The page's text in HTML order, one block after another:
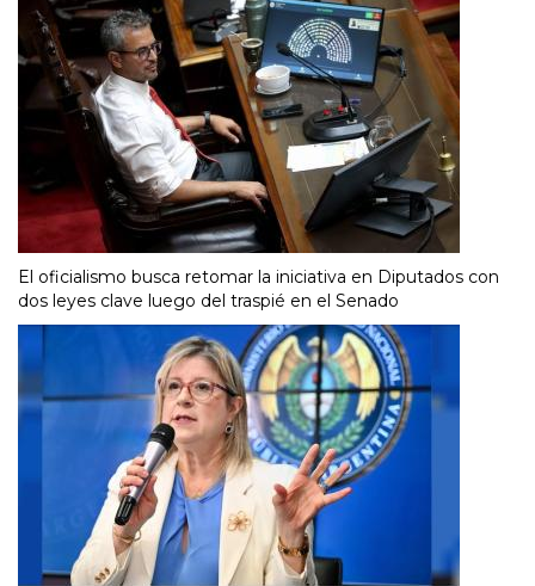
El oficialismo busca retomar la iniciativa en Diputados con
dos leyes clave luego del traspié en el Senado